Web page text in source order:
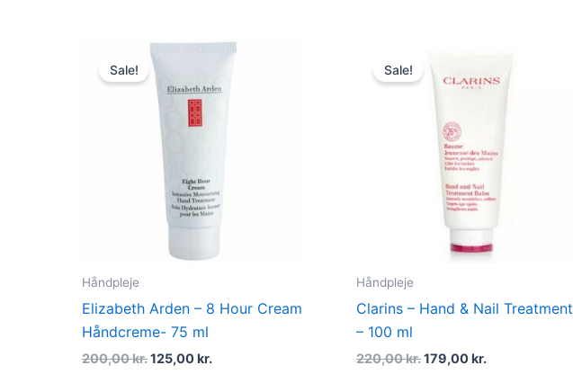
Sale!
Håndpleje
Elizabeth Arden – 8 Hour Cream
Håndcreme- 75 ml
200,00kr.
Original
price
was:
200,00 kr..
125,00kr.
Current
125,00 kr..
Sale!
Håndpleje
Clarins – Hand & Nail Treatment
– 100 ml
220,00kr.
was:
220,00 kr..
179,00kr.
is: